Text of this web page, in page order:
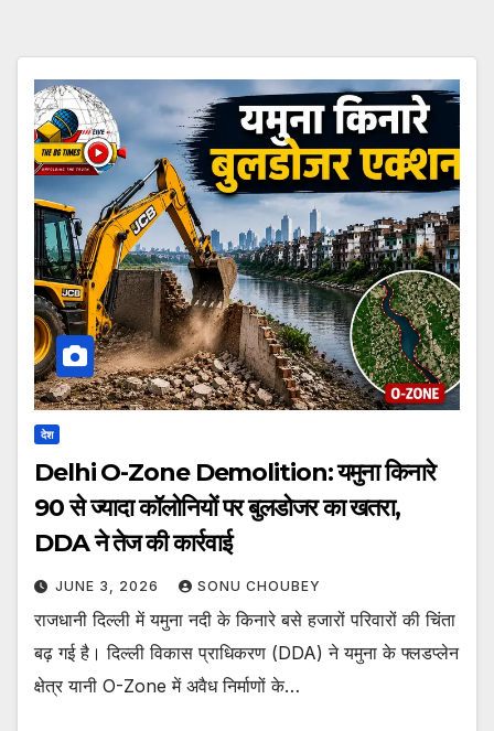
देश
Delhi O-Zone Demolition: यमुना किनारे
90 से ज्यादा कॉलोनियों पर बुलडोजर का खतरा,
DDA ने तेज की कार्रवाई
JUNE 3, 2026 SONU CHOUBEY
राजधानी दिल्ली में यमुना नदी के किनारे बसे हजारों परिवारों की चिंता
बढ़ गई है। दिल्ली विकास प्राधिकरण (DDA) ने यमुना के फ्लडप्लेन
क्षेत्र यानी O-Zone में अवैध निर्माणों के…